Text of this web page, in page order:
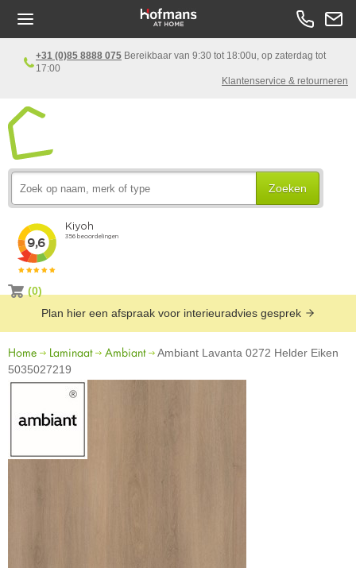
+31 (0)85 8888 075 Bereikbaar van 9:30 tot 18:00u, op zaterdag tot
17:00
Klantenservice & retourneren
Zoeken
(0)
Plan hier een afspraak voor interieuradvies gesprek
Home Laminaat Ambiant
Ambiant Lavanta 0272 Helder Eiken
5035027219